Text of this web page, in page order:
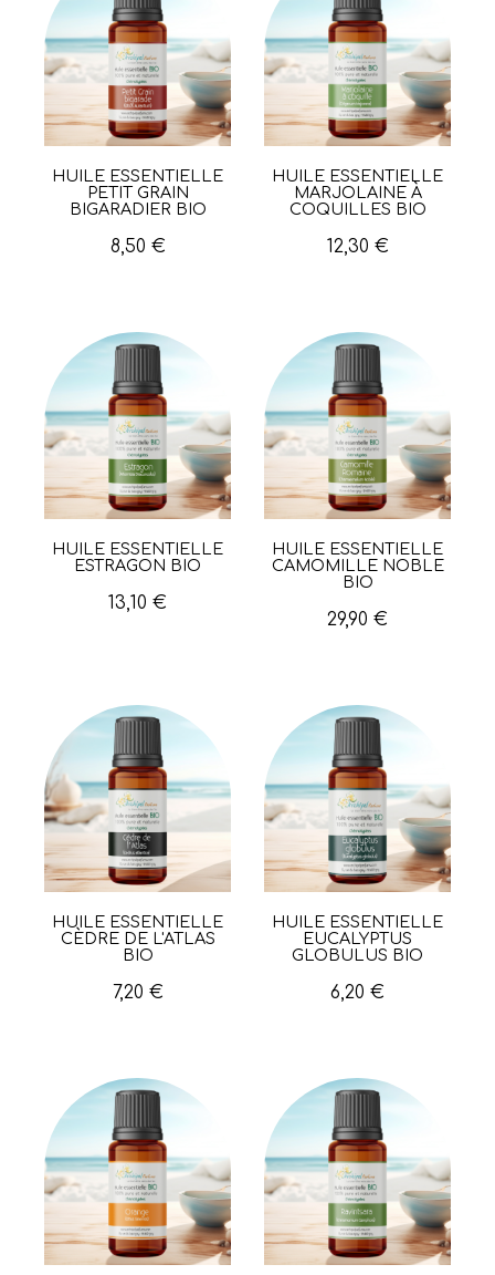
Aperçu rapide
HUILE ESSENTIELLE
PETIT GRAIN
BIGARADIER BIO
8,50 €
Aperçu rapide
HUILE ESSENTIELLE
MARJOLAINE À
COQUILLES BIO
12,30 €
Aperçu rapide
HUILE ESSENTIELLE
ESTRAGON BIO
13,10 €
Aperçu rapide
HUILE ESSENTIELLE
CAMOMILLE NOBLE
BIO
29,90 €
Aperçu rapide
HUILE ESSENTIELLE
CÈDRE DE L'ATLAS
BIO
7,20 €
Aperçu rapide
HUILE ESSENTIELLE
EUCALYPTUS
GLOBULUS BIO
6,20 €